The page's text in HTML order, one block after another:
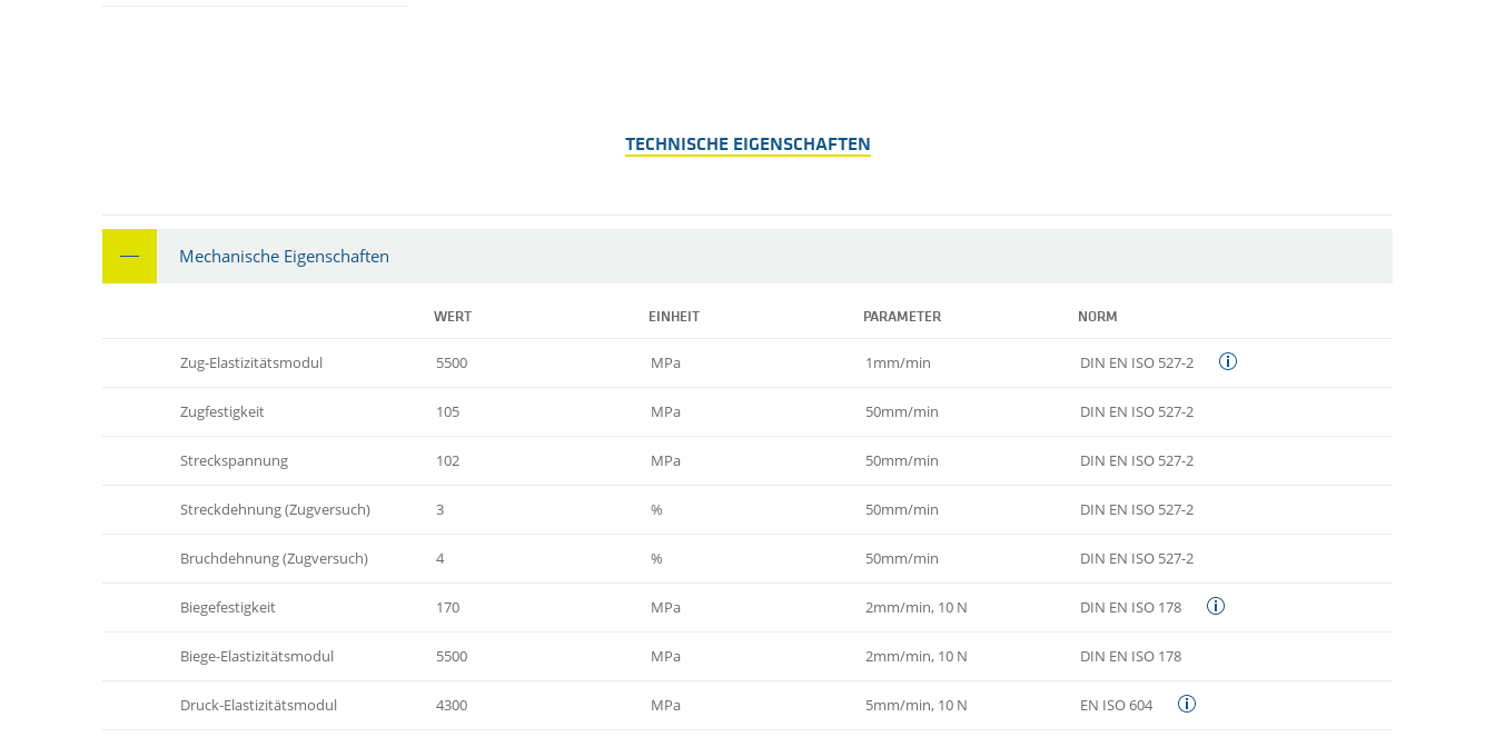
TECHNISCHE EIGENSCHAFTEN
Mechanische Eigenschaften
WERT EINHEIT PARAMETER NORM
Zug-Elastizitätsmodul 5500 MPa 1mm/min DIN EN ISO 527-2
Zugfestigkeit 105 MPa 50mm/min DIN EN ISO 527-2
Streckspannung 102 MPa 50mm/min DIN EN ISO 527-2
Streckdehnung (Zugversuch) 3 % 50mm/min DIN EN ISO 527-2
Bruchdehnung (Zugversuch) 4 % 50mm/min DIN EN ISO 527-2
Biegefestigkeit 170 MPa 2mm/min, 10 N DIN EN ISO 178
Biege-Elastizitätsmodul 5500 MPa 2mm/min, 10 N DIN EN ISO 178
Druck-Elastizitätsmodul 4300 MPa 5mm/min, 10 N EN ISO 604